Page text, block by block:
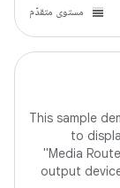
مستوى متقدّم
This sample
to
"Media
output